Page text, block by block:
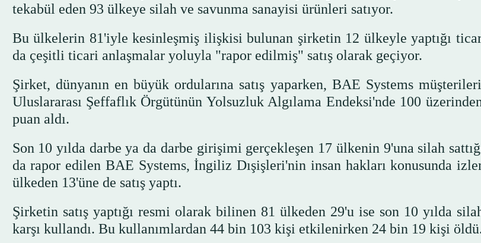
tekabül eden 93 ülkeye silah ve savunma sanayisi ürünleri satıyor.
Bu ülkelerin 81'iyle kesinleşmiş ilişkisi bulunan şirketin 12 ülkeyle yaptığı
da çeşitli ticari anlaşmalar yoluyla "rapor edilmiş" satış olarak geçiyor.
Şirket, dünyanın en büyük ordularına satış yaparken, BAE Systems
Uluslararası Şeffaflık Örgütünün Yolsuzluk Algılama Endeksi'nde 100
puan aldı.
Son 10 yılda darbe ya da darbe girişimi gerçekleşen 17 ülkenin 9'una silah
da rapor edilen BAE Systems, İngiliz Dışişleri'nin insan hakları konusunda
ülkeden 13'üne de satış yaptı.
Şirketin satış yaptığı resmi olarak bilinen 81 ülkeden 29'u ise son 10 yılda
karşı kullandı. Bu kullanımlardan 44 bin 103 kişi etkilenirken 24 bin 19 kişi